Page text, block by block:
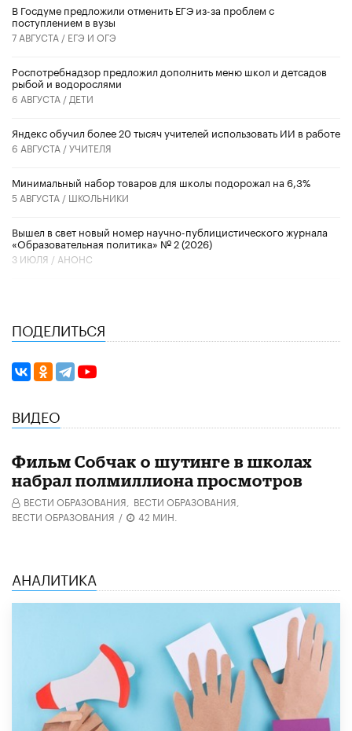
В Госдуме предложили отменить ЕГЭ из-за проблем с
поступлением в вузы
7 АВГУСТА / ЕГЭ И ОГЭ
Роспотребнадзор предложил дополнить меню школ и детсадов
рыбой и водорослями
6 АВГУСТА / ДЕТИ
​Яндекс обучил более 20 тысяч учителей использовать ИИ в работе
6 АВГУСТА /УЧИТЕЛЯ
Минимальный набор товаров для школы подорожал на 6,3%
5 АВГУСТА / ШКОЛЬНИКИ
Вышел в свет новый номер научно-публицистического журнала
«Образовательная политика» № 2 (2026)
3 ИЮЛЯ / АНОНС
ПОДЕЛИТЬСЯ
ВИДЕО
Фильм Собчак о шутинге в школах
набрал полмиллиона просмотров
ВЕСТИ ОБРАЗОВАНИЯ, ВЕСТИ ОБРАЗОВАНИЯ,
ВЕСТИ ОБРАЗОВАНИЯ / 42 МИН.
АНАЛИТИКА